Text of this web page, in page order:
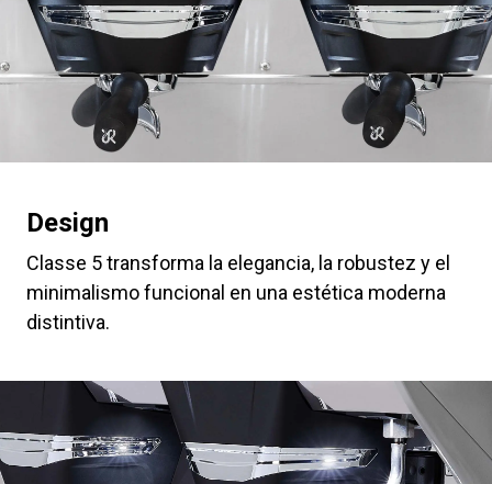
Design
Classe 5 transforma la elegancia, la robustez y el
minimalismo funcional en una estética moderna
distintiva.